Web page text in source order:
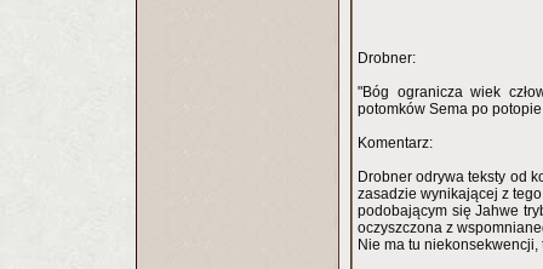
Drobner:
"Bóg ogranicza wiek
potomków Sema po
Komentarz:
Drobner odrywa teksty od
zasadzie wynikającej z
podobającym się Jahwe
oczyszczona z
Nie ma tu